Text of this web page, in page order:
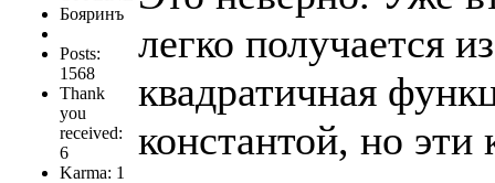
Бояринъ
Posts:
1568
Thank
you
received:
6
Karma: 1
легко получается
квадратичная
константой, но